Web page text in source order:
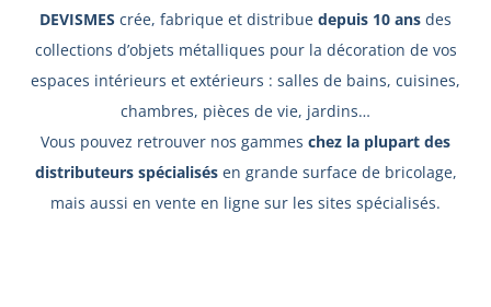
DEVISMES crée, fabrique et distribue depuis 10 ans des
collections d’objets métalliques pour la décoration de vos
espaces intérieurs et extérieurs : salles de bains, cuisines,
chambres, pièces de vie, jardins…
Vous pouvez retrouver nos gammes chez la plupart des
distributeurs spécialisésen grande surface de bricolage,
mais aussi en vente en ligne sur les sites spécialisés.